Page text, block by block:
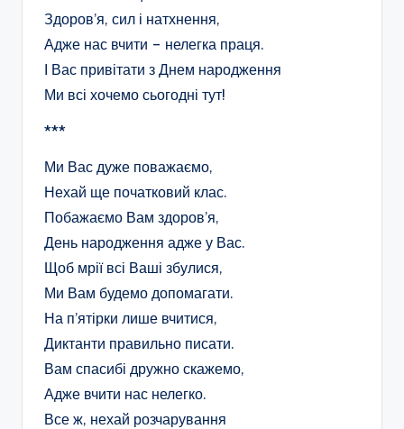
Здоров’я, сил і натхнення,
Адже нас вчити – нелегка праця.
І Вас привітати з Днем народження
Ми всі хочемо сьогодні тут!
***
Ми Вас дуже поважаємо,
Нехай ще початковий клас.
Побажаємо Вам здоров’я,
День народження адже у Вас.
Щоб мрії всі Ваші збулися,
Ми Вам будемо допомагати.
На п’ятірки лише вчитися,
Диктанти правильно писати.
Вам спасибі дружно скажемо,
Адже вчити нас нелегко.
Все ж, нехай розчарування